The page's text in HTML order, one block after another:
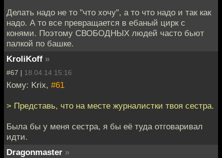
Делать надо не то "что хочу", а то что надо и так как
надо. А то все превращается в ебаный цирк с
конями. Поэтому СВОБОДНЫХ людей часто бьют
палкой по башке.
KroliKoff »
#67 | 18.04.14 15:16
Кому: Krix, #61
> Представь, что на месте журналистки твоя сестра.
Была бы у меня сестра, я бы её туда отговаривал
идти.
Dragonmaster »